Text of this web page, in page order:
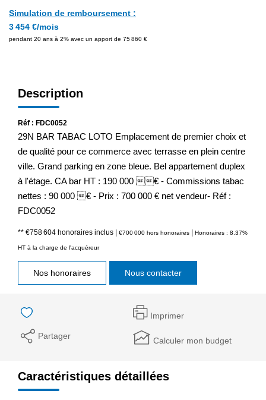
Simulation de remboursement :
3 454 €/mois
pendant 20 ans à 2% avec un apport de 75 860 €
Description
Réf : FDC0052
29N BAR TABAC LOTO Emplacement de premier choix et
de qualité pour ce commerce avec terrasse en plein centre
ville. Grand parking en zone bleue. Bel appartement duplex
à l'étage. CA bar HT : 190 000 € - Commissions tabac
nettes : 90 000 € - Prix : 700 000 € net vendeur- Réf :
FDC0052
** €758 604 honoraires inclus | €700 000 hors honoraires | Honoraires : 8.37%
HT à la charge de l'acquéreur
Nos honoraires Nous contacter
Imprimer
Partager Calculer mon budget
Caractéristiques détaillées